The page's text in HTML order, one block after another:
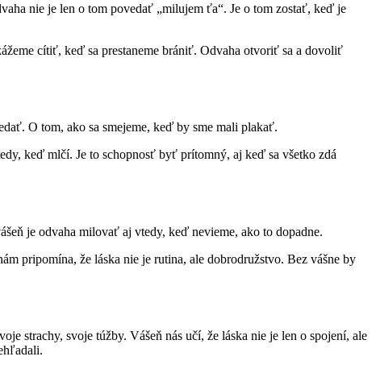
nie je len o tom povedať „milujem ťa“. Je o tom zostať, keď je
cítiť, keď sa prestaneme brániť. Odvaha otvoriť sa a dovoliť
O tom, ako sa smejeme, keď by sme mali plakať.
keď mlčí. Je to schopnosť byť prítomný, aj keď sa všetko zdá
je odvaha milovať aj vtedy, keď nevieme, ako to dopadne.
pripomína, že láska nie je rutina, ale dobrodružstvo. Bez vášne by
strachy, svoje túžby. Vášeň nás učí, že láska nie je len o spojení, ale